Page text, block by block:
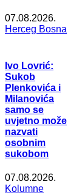
07.08.2026.
Herceg Bosna
Ivo Lovrić:
Sukob
Plenkovića i
Milanovića
samo se
uvjetno može
nazvati
osobnim
sukobom
07.08.2026.
Kolumne